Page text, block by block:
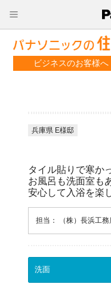
ビジネスのお客様へ
兵庫県 E様邸
タイル貼りで寒か
お風呂も洗面室も
安心して入浴を楽
担当： （株）長浜工務